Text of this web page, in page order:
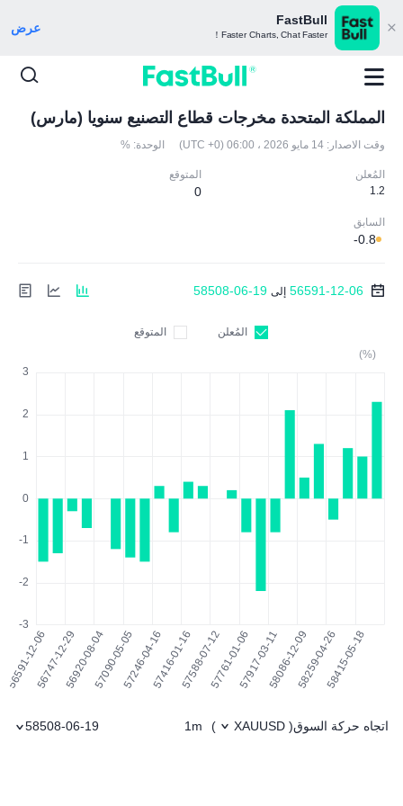
FastBull
Faster Charts, Chat Faster！ عرض
المملكة المتحدة مخرجات قطاع التصنيع سنويا (مارس)
وقت الاصدار: 14 مايو 2026 ، 06:00 (UTC +0) الوحدة: %
المُعلن
1.2
المتوقع
0
السابق
-0.8
56591-12-06 إلى 58508-06-19
المُعلن
المتوقع
(%)
اتجاه حركة السوق(
XAUUSD
)
1m
58508-06-19